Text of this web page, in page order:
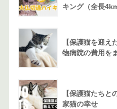
キング（全長4km
【保護猫を迎え
物病院の費用を
【保護猫たちと
家猫の幸せ